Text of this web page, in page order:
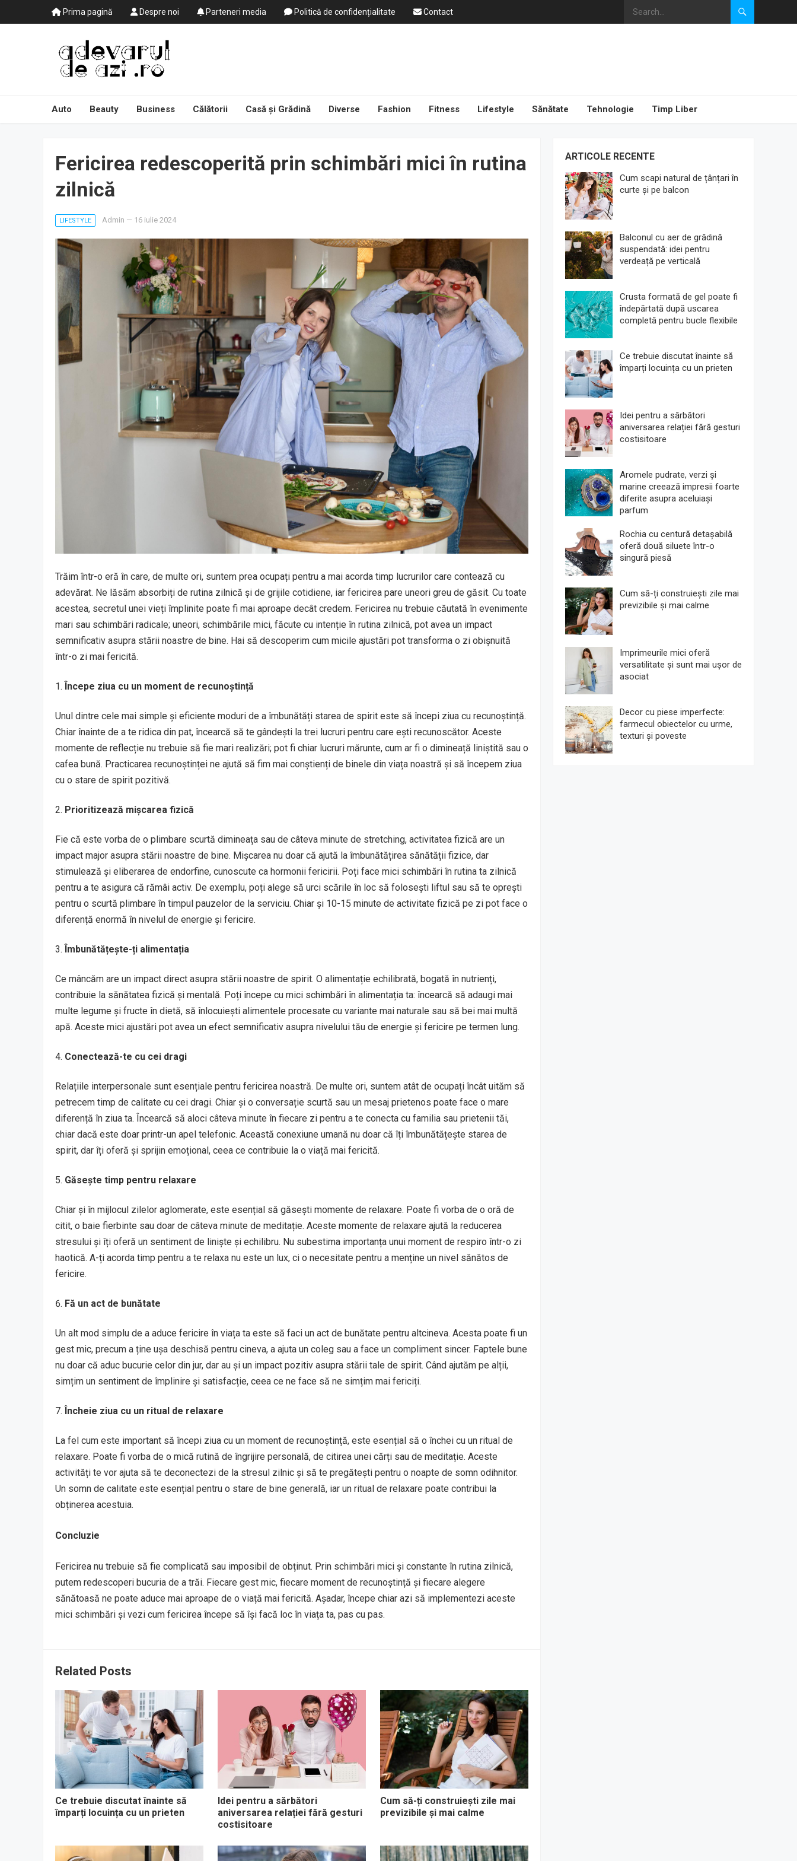
Prima pagină Despre noi Parteneri media Politică de confidențialitate Contact
Auto Beauty Business Călătorii Casă și Grădină Diverse Fashion Fitness Lifestyle Sănătate Tehnologie Timp Liber
Fericirea redescoperită prin schimbări mici în rutina
zilnică
LIFESTYLE Admin — 16 iulie 2024
Trăim într-o eră în care, de multe ori, suntem prea ocupați pentru a mai acorda timp lucrurilor care contează cu
adevărat. Ne lăsăm absorbiți de rutina zilnică și de grijile cotidiene, iar fericirea pare uneori greu de găsit. Cu toate
acestea, secretul unei vieți împlinite poate fi mai aproape decât credem. Fericirea nu trebuie căutată în evenimente
mari sau schimbări radicale; uneori, schimbările mici, făcute cu intenție în rutina zilnică, pot avea un impact
semnificativ asupra stării noastre de bine. Hai să descoperim cum micile ajustări pot transforma o zi obișnuită
într-o zi mai fericită.
Începe ziua cu un moment de recunoștință
Unul dintre cele mai simple și eficiente moduri de a îmbunătăți starea de spirit este să începi ziua cu recunoștință.
Chiar înainte de a te ridica din pat, încearcă să te gândești la trei lucruri pentru care ești recunoscător. Aceste
momente de reflecție nu trebuie să fie mari realizări; pot fi chiar lucruri mărunte, cum ar fi o dimineață liniștită sau o
cafea bună. Practicarea recunoștinței ne ajută să fim mai conștienți de binele din viața noastră și să începem ziua
cu o stare de spirit pozitivă.
Prioritizează mișcarea fizică
Fie că este vorba de o plimbare scurtă dimineața sau de câteva minute de stretching, activitatea fizică are un
impact major asupra stării noastre de bine. Mișcarea nu doar că ajută la îmbunătățirea sănătății fizice, dar
stimulează și eliberarea de endorfine, cunoscute ca hormonii fericirii. Poți face mici schimbări în rutina ta zilnică
pentru a te asigura că rămâi activ. De exemplu, poți alege să urci scările în loc să folosești liftul sau să te oprești
pentru o scurtă plimbare în timpul pauzelor de la serviciu. Chiar și 10-15 minute de activitate fizică pe zi pot face o
diferență enormă în nivelul de energie și fericire.
Îmbunătățește-ți alimentația
Ce mâncăm are un impact direct asupra stării noastre de spirit. O alimentație echilibrată, bogată în nutrienți,
contribuie la sănătatea fizică și mentală. Poți începe cu mici schimbări în alimentația ta: încearcă să adaugi mai
multe legume și fructe în dietă, să înlocuiești alimentele procesate cu variante mai naturale sau să bei mai multă
apă. Aceste mici ajustări pot avea un efect semnificativ asupra nivelului tău de energie și fericire pe termen lung.
Conectează-te cu cei dragi
Relațiile interpersonale sunt esențiale pentru fericirea noastră. De multe ori, suntem atât de ocupați încât uităm să
petrecem timp de calitate cu cei dragi. Chiar și o conversație scurtă sau un mesaj prietenos poate face o mare
diferență în ziua ta. Încearcă să aloci câteva minute în fiecare zi pentru a te conecta cu familia sau prietenii tăi,
chiar dacă este doar printr-un apel telefonic. Această conexiune umană nu doar că îți îmbunătățește starea de
spirit, dar îți oferă și sprijin emoțional, ceea ce contribuie la o viață mai fericită.
Găsește timp pentru relaxare
Chiar și în mijlocul zilelor aglomerate, este esențial să găsești momente de relaxare. Poate fi vorba de o oră de
citit, o baie fierbinte sau doar de câteva minute de meditație. Aceste momente de relaxare ajută la reducerea
stresului și îți oferă un sentiment de liniște și echilibru. Nu subestima importanța unui moment de respiro într-o zi
haotică. A-ți acorda timp pentru a te relaxa nu este un lux, ci o necesitate pentru a menține un nivel sănătos de
fericire.
Fă un act de bunătate
Un alt mod simplu de a aduce fericire în viața ta este să faci un act de bunătate pentru altcineva. Acesta poate fi un
gest mic, precum a ține ușa deschisă pentru cineva, a ajuta un coleg sau a face un compliment sincer. Faptele bune
nu doar că aduc bucurie celor din jur, dar au și un impact pozitiv asupra stării tale de spirit. Când ajutăm pe alții,
simțim un sentiment de împlinire și satisfacție, ceea ce ne face să ne simțim mai fericiți.
Încheie ziua cu un ritual de relaxare
La fel cum este important să începi ziua cu un moment de recunoștință, este esențial să o închei cu un ritual de
relaxare. Poate fi vorba de o mică rutină de îngrijire personală, de citirea unei cărți sau de meditație. Aceste
activități te vor ajuta să te deconectezi de la stresul zilnic și să te pregătești pentru o noapte de somn odihnitor.
Un somn de calitate este esențial pentru o stare de bine generală, iar un ritual de relaxare poate contribui la
obținerea acestuia.
Concluzie
Fericirea nu trebuie să fie complicată sau imposibil de obținut. Prin schimbări mici și constante în rutina zilnică,
putem redescoperi bucuria de a trăi. Fiecare gest mic, fiecare moment de recunoștință și fiecare alegere
sănătoasă ne poate aduce mai aproape de o viață mai fericită. Așadar, începe chiar azi să implementezi aceste
mici schimbări și vezi cum fericirea începe să își facă loc în viața ta, pas cu pas.
Related Posts
Ce trebuie discutat înainte să
împarți locuința cu un prieten
Idei pentru a sărbători
aniversarea relației fără gesturi
costisitoare
Cum să-ți construiești zile mai
previzibile și mai calme
ARTICOLE RECENTE
Cum scapi natural de țânțari în
curte și pe balcon
Balconul cu aer de grădină
suspendată: idei pentru
verdeață pe verticală
Crusta formată de gel poate fi
îndepărtată după uscarea
completă pentru bucle flexibile
Ce trebuie discutat înainte să
împarți locuința cu un prieten
Idei pentru a sărbători
aniversarea relației fără gesturi
costisitoare
Aromele pudrate, verzi și
marine creează impresii foarte
diferite asupra aceluiași
parfum
Rochia cu centură detașabilă
oferă două siluete într-o
singură piesă
Cum să-ți construiești zile mai
previzibile și mai calme
Imprimeurile mici oferă
versatilitate și sunt mai ușor de
asociat
Decor cu piese imperfecte:
farmecul obiectelor cu urme,
texturi și poveste